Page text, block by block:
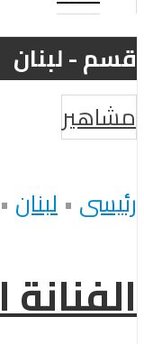
قسم - لبنان
مشاهير
رئيسى •لبنان •
الفنانة